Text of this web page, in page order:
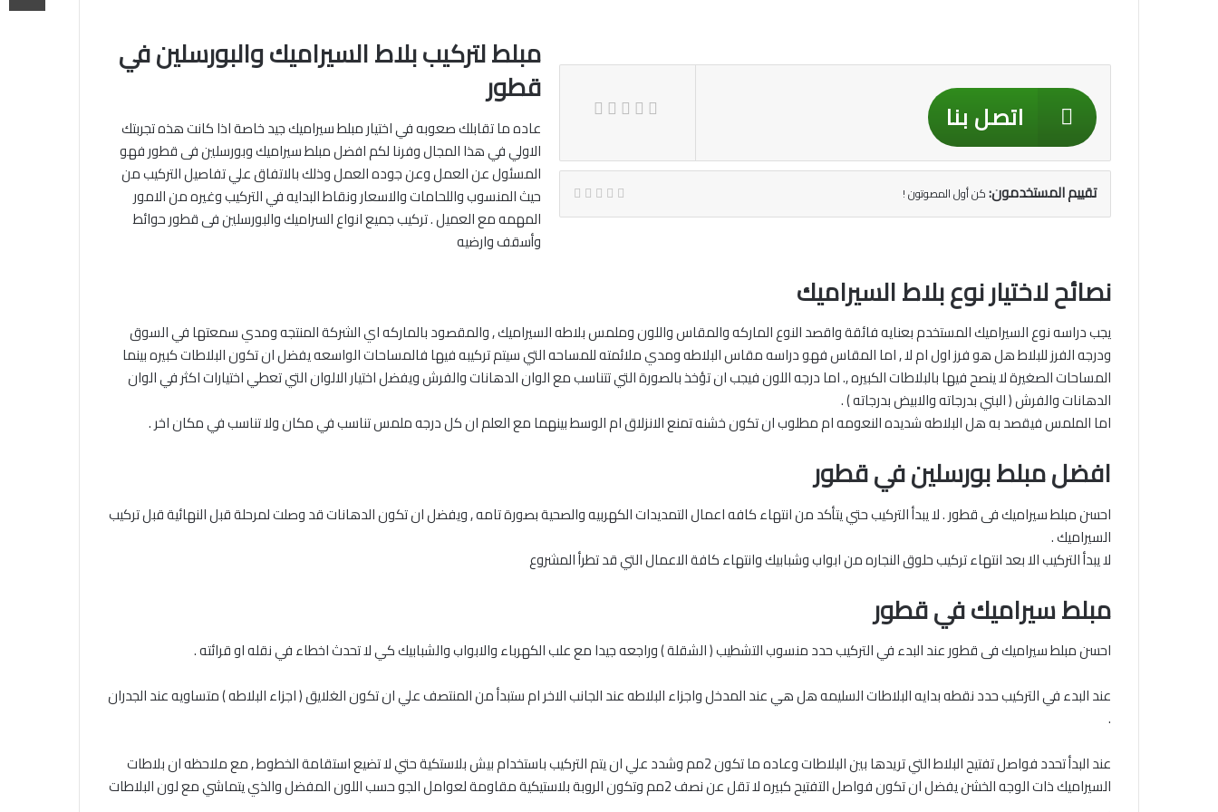
اتصل بنا
تقييم المستخدمون:كن أول المصوتون !
مبلط لتركيب بلاط السيراميك والبورسلين في
قطور
عاده ما تقابلك صعوبه في اختيار مبلط سيراميك جيد خاصة اذا كانت هذه تجربتك
الاولي في هذا المجال وفرنا لكم افضل مبلط سيراميك وبورسلين فى قطور فهو
المسئول عن العمل وعن جوده العمل وذلك بالاتفاق علي تفاصيل التركيب من
حيث المنسوب واللحامات والاسعار ونقاط البدايه في التركيب وغيره من الامور
المهمه مع العميل . تركيب جميع انواع السراميك والبورسلين فى قطور حوائط
وأسقف وارضيه‎
نصائح لاختيار نوع بلاط السيراميك
يجب دراسه نوع السيراميك المستخدم بعنايه فائقة واقصد النوع الماركه والمقاس واللون وملمس بلاطه السيراميك , والمقصود بالماركه اي الشركة المنتجه ومدي سمعتها في السوق
ودرجه الفرز للبلاط هل هو فرز اول ام لا , اما المقاس فهو دراسه مقاس البلاطه ومدي ملائمته للمساحه التي سيتم تركيبه فيها فالمساحات الواسعه يفضل ان تكون البلاطات كبيره بينما
المساحات الصغيرة لا ينصح فيها بالبلاطات الكبيره ,. اما درجه اللون فيجب ان تؤخذ بالصورة التي تتناسب مع الوان الدهانات والفرش ويفضل اختيار الالوان التي تعطي اختيارات اكثر في الوان
الدهانات والفرش ( البني بدرجاته والابيض بدرجاته ) .
اما الملمس فيقصد به هل البلاطه شديده النعومه ام مطلوب ان تكون خشنه تمنع الانزلاق ام الوسط بينهما مع العلم ان كل درجه ملمس تناسب في مكان ولا تناسب في مكان اخر .
افضل مبلط بورسلين في قطور
احسن مبلط سيراميك فى قطور . لا يبدأ التركيب حتي يتأكد من انتهاء كافه اعمال التمديدات الكهربيه والصحية بصورة تامه , ويفضل ان تكون الدهانات قد وصلت لمرحلة قبل النهائية قبل تركيب
السيراميك .
لا يبدأ التركيب الا بعد انتهاء تركيب حلوق النجاره من ابواب وشبابيك وانتهاء كافة الاعمال التي قد تطرأ المشروع
مبلط سيراميك في قطور
احسن مبلط سيراميك فى قطور عند البدء في التركيب حدد منسوب التشطيب ( الشقلة ) وراجعه جيدا مع علب الكهرباء والابواب والشبابيك كي لا تحدث اخطاء في نقله او قرائته .
عند البدء في التركيب حدد نقطه بدايه البلاطات السليمه هل هي عند المدخل واجزاء البلاطه عند الجانب الاخر ام ستبدأ من المنتصف علي ان تكون الغلايق ( اجزاء البلاطه ) متساويه عند الجدران
.
عند البدأ تحدد فواصل تفتيح البلاط التي تريدها بين البلاطات وعاده ما تكون 2مم وشدد علي ان يتم التركيب باستخدام بيش بلاستكية حتي لا تضيع استقامة الخطوط , مع ملاحظه ان بلاطات
السيراميك ذات الوجه الخشن يفضل ان تكون فواصل التفتيح كبيره لا تقل عن نصف 2مم وتكون الروبة بلاستيكية مقاومة لعوامل الجو حسب اللون المفضل والذي يتماشي مع لون البلاطات